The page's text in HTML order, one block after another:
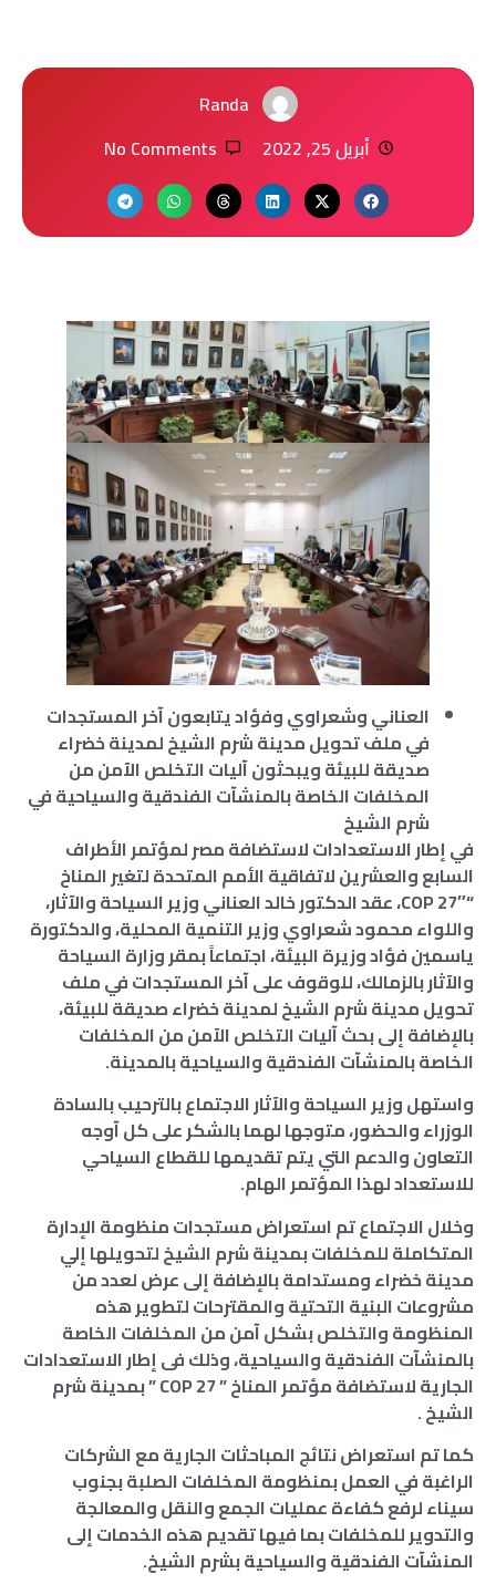
Randa
أبريل 25, 2022
No Comments
العناني وشعراوي وفؤاد يتابعون آخر المستجدات
في ملف تحويل مدينة شرم الشيخ لمدينة خضراء
صديقة للبيئة ويبحثون آليات التخلص الآمن من
المخلفات الخاصة بالمنشآت الفندقية والسياحية في
شرم الشيخ
في إطار الاستعدادات لاستضافة مصر لمؤتمر الأطراف
السابع والعشرين لاتفاقية الأمم المتحدة لتغير المناخ
“COP 27″، عقد الدكتور خالد العناني وزير السياحة والآثار،
واللواء محمود شعراوي وزير التنمية المحلية، والدكتورة
ياسمين فؤاد وزيرة البيئة، اجتماعاً بمقر وزارة السياحة
والآثار بالزمالك، للوقوف على آخر المستجدات في ملف
تحويل مدينة شرم الشيخ لمدينة خضراء صديقة للبيئة،
بالإضافة إلى بحث آليات التخلص الآمن من المخلفات
الخاصة بالمنشآت الفندقية والسياحية بالمدينة.
واستهل وزير السياحة والآثار الاجتماع بالترحيب بالسادة
الوزراء والحضور، متوجها لهما بالشكر على كل آوجه
التعاون والدعم التي يتم تقديمها للقطاع السياحي
للاستعداد لهذا المؤتمر الهام.
وخلال الاجتماع تم استعراض مستجدات منظومة الإدارة
المتكاملة للمخلفات بمدينة شرم الشيخ لتحويلها إلي
مدينة خضراء ومستدامة بالإضافة إلى عرض لعدد من
مشروعات البنية التحتية والمقترحات لتطوير هذه
المنظومة والتخلص بشكل آمن من المخلفات الخاصة
بالمنشآت الفندقية والسياحية، وذلك فى إطار الاستعدادات
الجارية لاستضافة مؤتمر المناخ ” COP 27 ” بمدينة شرم
الشيخ .
كما تم استعراض نتائج المباحثات الجارية مع الشركات
الراغبة في العمل بمنظومة المخلفات الصلبة بجنوب
سيناء لرفع كفاءة عمليات الجمع والنقل والمعالجة
والتدوير للمخلفات بما فيها تقديم هذه الخدمات إلى
المنشآت الفندقية والسياحية بشرم الشيخ.